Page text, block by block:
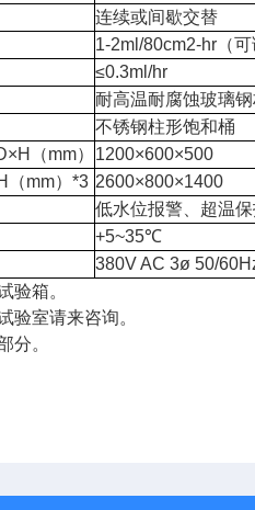
连续或间歇交替
1-2ml/80cm2-hr（可
≤0.3ml/hr
耐高温耐腐蚀玻璃
不锈钢柱形饱和桶
（mm） 1200×600×500
（mm）*3 2600×800×1400
低水位报警、超温
+5~35℃
380V AC 3ø 50/
验箱。
验室请来咨询。
分。